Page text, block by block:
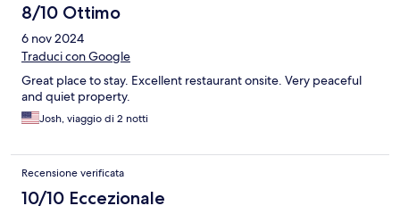
8/10 Ottimo
6 nov 2024
Traduci con Google
Great place to stay. Excellent restaurant onsite. Very peaceful
and quiet property.
Josh, viaggio di 2 notti
Recensione verificata
10/10 Eccezionale